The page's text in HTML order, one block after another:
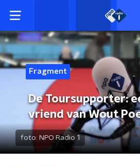
Fragment
De Toursupporter:
vriend van Wout
foto: NPO Radio 1